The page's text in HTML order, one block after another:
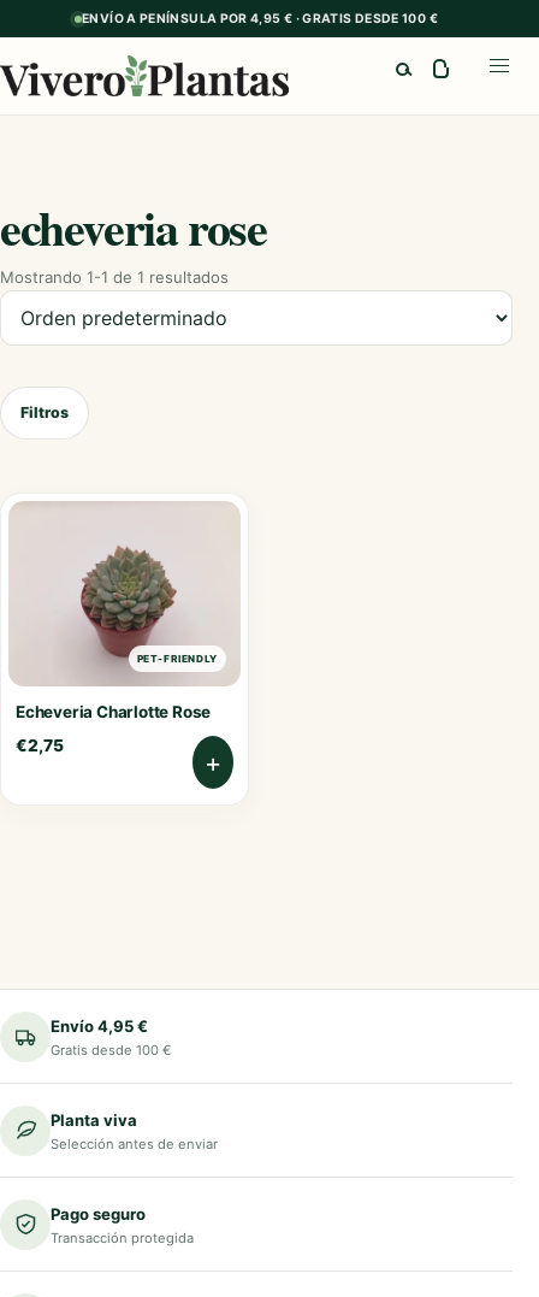
ENVÍO A PENÍNSULA POR 4,95 € · GRATIS DESDE 100 €
echeveria rose
Mostrando 1-1 de 1 resultados
Ordenar productos
Filtros
PET-FRIENDLY
Echeveria Charlotte Rose
€2,75
+
Envío 4,95 €
Gratis desde 100 €
Planta viva
Selección antes de enviar
Pago seguro
Transacción protegida